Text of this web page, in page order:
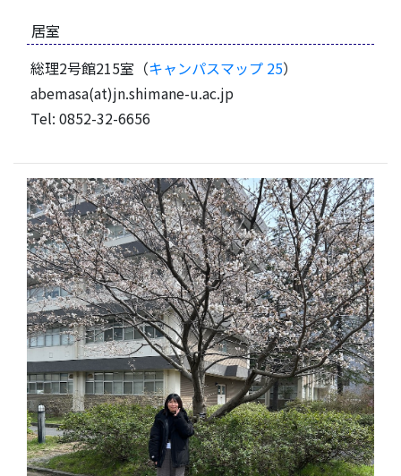
居室
総理2号館215室（キャンパスマップ 25）
abemasa(at)jn.shimane-u.ac.jp
Tel: 0852-32-6656